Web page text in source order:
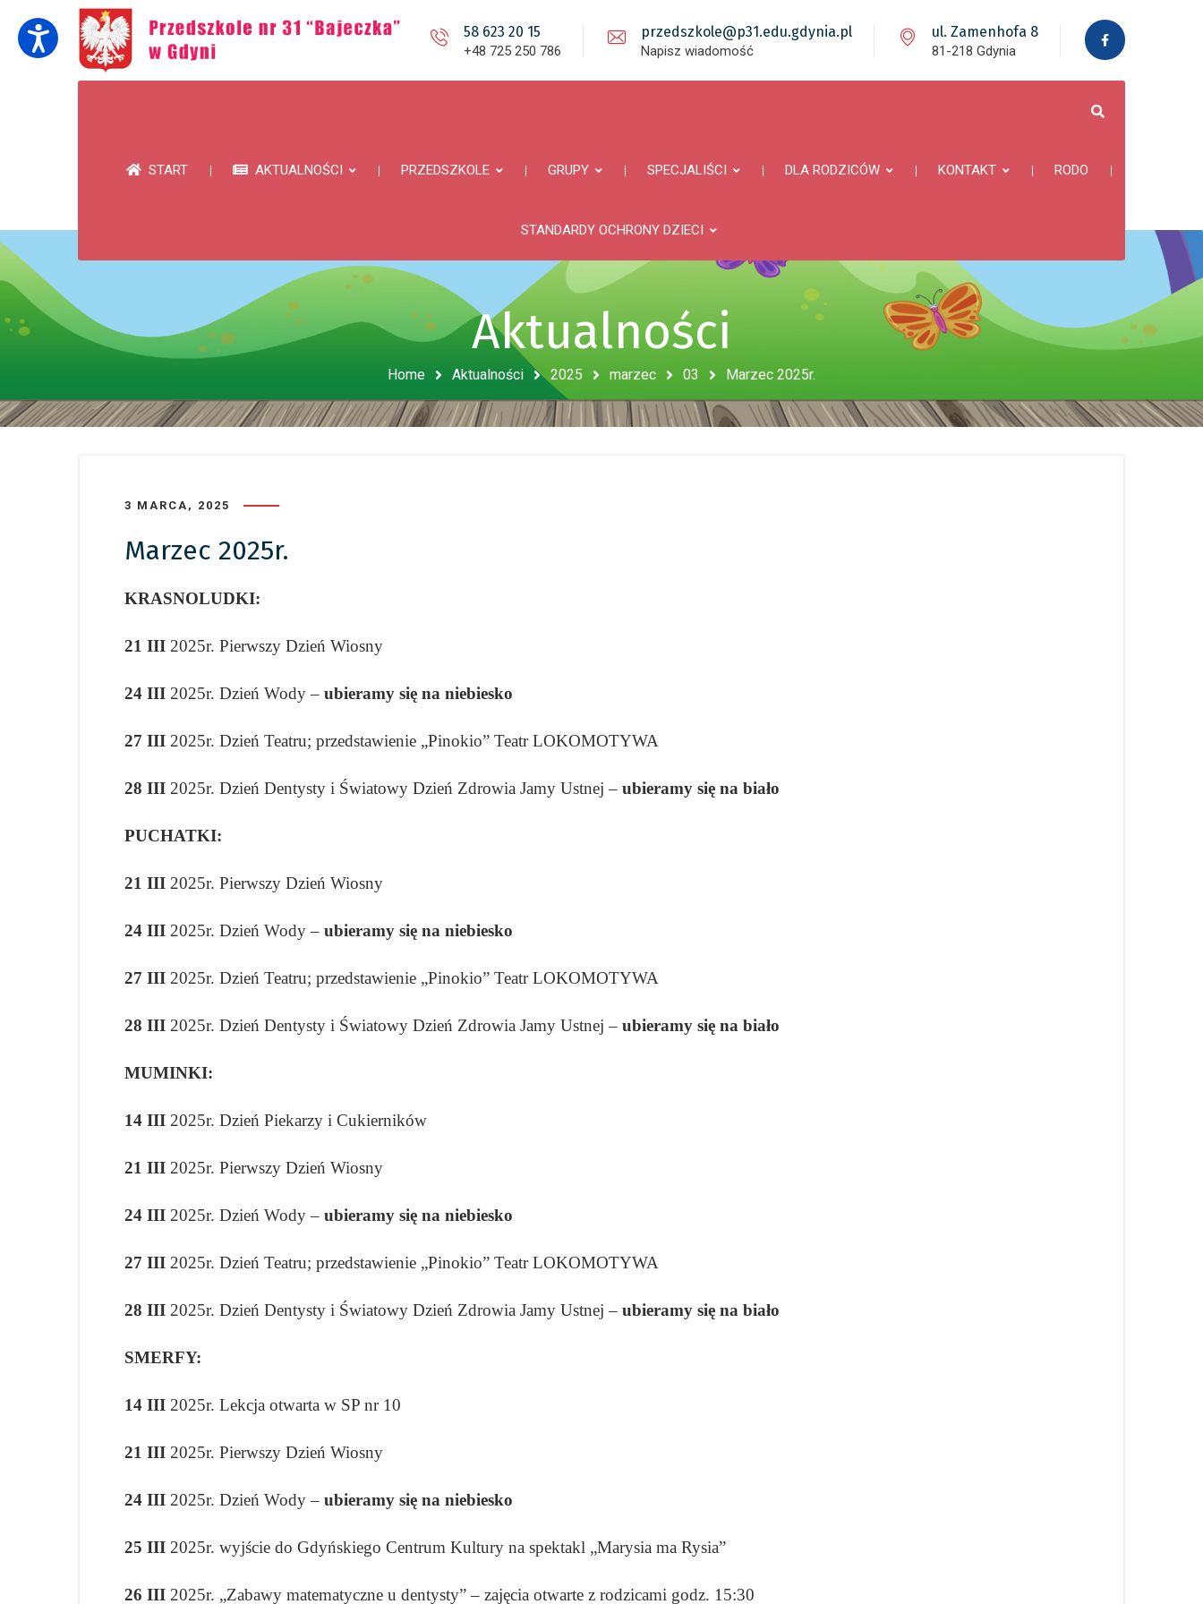
58 623 20 15
+48 725 250 786
przedszkole@p31.edu.gdynia.pl
Napisz wiadomość
ul. Zamenhofa 8
81-218 Gdynia
START AKTUALNOŚCI PRZEDSZKOLE GRUPY SPECJALIŚCI DLA RODZICÓW KONTAKT RODO
STANDARDY OCHRONY DZIECI
Aktualności
Home Aktualności 2025 marzec 03 Marzec 2025r.
3 MARCA, 2025
Marzec 2025r.
KRASNOLUDKI:
21 III 2025r. Pierwszy Dzień Wiosny
24 III 2025r. Dzień Wody – ubieramy się na niebiesko
27 III 2025r. Dzień Teatru; przedstawienie „Pinokio” Teatr LOKOMOTYWA
28 III 2025r. Dzień Dentysty i Światowy Dzień Zdrowia Jamy Ustnej – ubieramy się na biało
PUCHATKI:
21 III 2025r. Pierwszy Dzień Wiosny
24 III 2025r. Dzień Wody – ubieramy się na niebiesko
27 III 2025r. Dzień Teatru; przedstawienie „Pinokio” Teatr LOKOMOTYWA
28 III 2025r. Dzień Dentysty i Światowy Dzień Zdrowia Jamy Ustnej – ubieramy się na biało
MUMINKI:
14 III 2025r. Dzień Piekarzy i Cukierników
21 III 2025r. Pierwszy Dzień Wiosny
24 III 2025r. Dzień Wody – ubieramy się na niebiesko
27 III 2025r. Dzień Teatru; przedstawienie „Pinokio” Teatr LOKOMOTYWA
28 III 2025r. Dzień Dentysty i Światowy Dzień Zdrowia Jamy Ustnej – ubieramy się na biało
SMERFY:
14 III 2025r. Lekcja otwarta w SP nr 10
21 III 2025r. Pierwszy Dzień Wiosny
24 III 2025r. Dzień Wody – ubieramy się na niebiesko
25 III 2025r. wyjście do Gdyńskiego Centrum Kultury na spektakl „Marysia ma Rysia”
26 III 2025r. „Zabawy matematyczne u dentysty” – zajęcia otwarte z rodzicami godz. 15:30